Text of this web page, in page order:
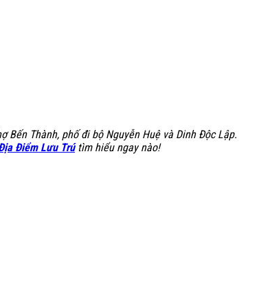
Thành, phố đi bộ Nguyễn Huệ và Dinh Độc Lập.
Điểm Lưu Trútìm hiểu ngay nào!